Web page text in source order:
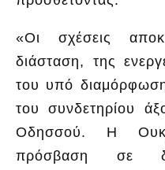
«Οι σχέσεις
διάσταση, της
του υπό
του συνδετηρίου
Οδησσού. Η
πρόσβαση σε